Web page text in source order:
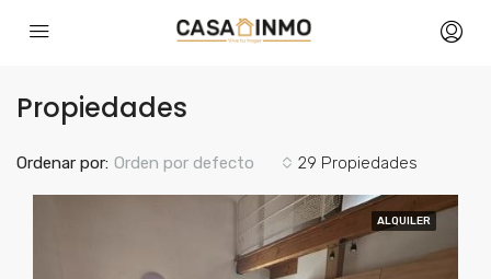
Propiedades
29 Propiedades
Ordenar por: Orden por defecto
ALQUILER